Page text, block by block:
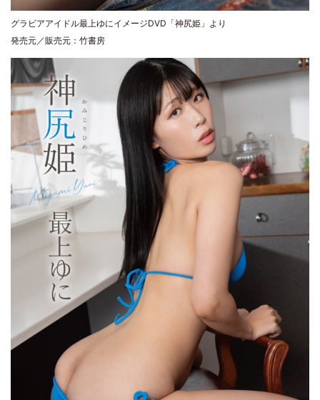
グラビアアイドル最上ゆにイメージDVD「神尻姫」より
発売元／販売元：竹書房